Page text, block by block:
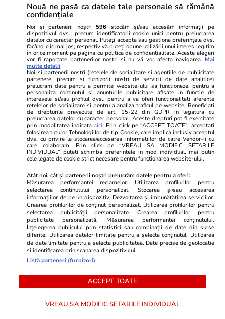
Analiză
Politică 24 iul.
Marii câștigători ai legii
salarizării unitare:
parlamentarii. Lefuri mărite în
următorii ani cu sume cuprinse
în 5.000 și 7.000 de lei
PARTENERI
ZiaruldeIasi.ro
Compania care va începe
construirea unui parc fotovoltaic
uriaș la marginea Iașului a învârtit
euro. Cine este fondatorul
fosta rivală
Toată
Nouă ne pasă ca datele tale personale să rămână
confidențiale
Noi și partenerii noștri 596 stocăm și/sau accesăm informații pe
dispozitivul dvs., precum identificatorii cookie unici pentru prelucrarea
datelor cu caracter personal. Puteți accepta sau gestiona preferințele dvs.
făcând clic mai jos, respectiv vă puteți opune utilizării unui interes legitim
în orice moment pe pagina cu politica de confidențialitate. Aceste alegeri
vor fi raportate partenerilor noștri și nu vă vor afecta navigarea. Mai
multe detalii
Noi si partenerii nostri (retelele de socializare si agentiile de publicitate
partenere, precum si furnizorii nostri de servicii de date analitice)
prelucram date pentru a permite website-ului sa functioneze, pentru a
personaliza continutul si anunturile publicitare afisate in functie de
interesele si/sau profilul dvs., pentru a va oferi functionalitati aferente
retelelor de socializare si pentru a analiza traficul pe website. Beneficiati
de drepturile prevazute de art. 15-22 din GDPR in legatura cu
prelucrarea datelor cu caracter personal. Aceste drepturi pot fi exercitate
prin modalitatea indicataaici. Prin click pe “ACCEPT TOATE”, acceptati
folosirea tuturor Tehnologiilor de tip Cookie, care implica inclusiv acceptul
dvs. cu privire la stocarea/accesarea informatiilor de catre Vendor-ii cu
care colaboram. Prin click pe “VREAU SA MODIFIC SETARILE
INDIVIDUAL” puteti schimba preferintele in mod individual, mai putin
cele legate de cookie strict necesare pentru functionarea website-ului.
Atât noi, cât și partenerii noștri prelucrăm datele pentru a oferi:
Măsurarea performanței reclamelor. Utilizarea profilurilor pentru
selectarea conținutului personalizat. Stocarea și/sau accesarea
informațiilor de pe un dispozitiv. Dezvoltarea și îmbunătățirea serviciilor.
Crearea profilurilor de conținut personalizat. Utilizarea profilurilor pentru
selectarea publicității personalizate. Crearea profilurilor pentru
publicitate personalizată. Măsurarea performanței conținutului.
Înțelegerea publicului prin statistici sau combinații de date din surse
diferite. Utilizarea datelor limitate pentru a selecta conținutul. Utilizarea
de date limitate pentru a selecta publicitatea. Date precise de geolocație
și identificarea prin scanarea dispozitivului.
Listă parteneri (furnizori)
ACCEPT TOATE
VREAU SA MODIFIC SETARILE INDIVIDUAL